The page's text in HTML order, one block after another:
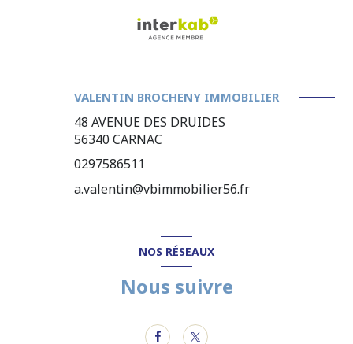
VALENTIN BROCHENY IMMOBILIER
48 AVENUE DES DRUIDES
56340 CARNAC
0297586511
a.valentin@vbimmobilier56.fr
NOS RÉSEAUX
Nous suivre